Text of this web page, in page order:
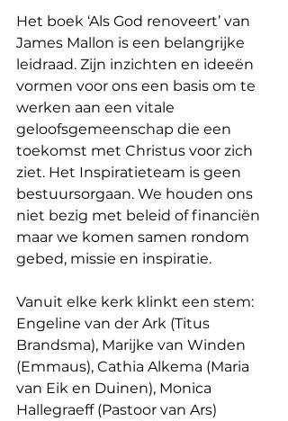
Het boek ‘Als God renoveert’ van
James Mallon is een belangrijke
leidraad. Zijn inzichten en ideeën
vormen voor ons een basis om te
werken aan een vitale
geloofsgemeenschap die een
toekomst met Christus voor zich
ziet. Het Inspiratieteam is geen
bestuursorgaan. We houden ons
niet bezig met beleid of financiën
maar we komen samen rondom
gebed, missie en inspiratie.
Vanuit elke kerk klinkt een stem:
Engeline van der Ark (Titus
Brandsma), Marijke van Winden
(Emmaus), Cathia Alkema (Maria
van Eik en Duinen), Monica
Hallegraeff (Pastoor van Ars)